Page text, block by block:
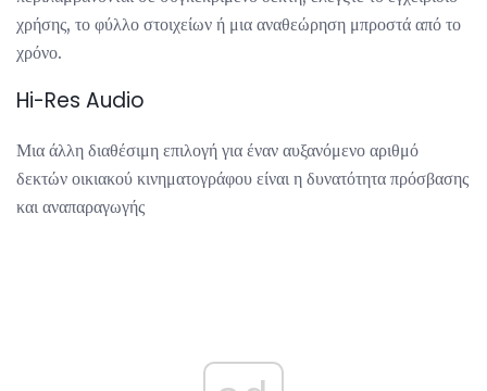
χρήσης, το φύλλο στοιχείων ή μια αναθεώρηση μπροστά από το
χρόνο.
Hi-Res Audio
Μια άλλη διαθέσιμη επιλογή για έναν αυξανόμενο αριθμό
δεκτών οικιακού κινηματογράφου είναι η δυνατότητα πρόσβασης
και αναπαραγωγής